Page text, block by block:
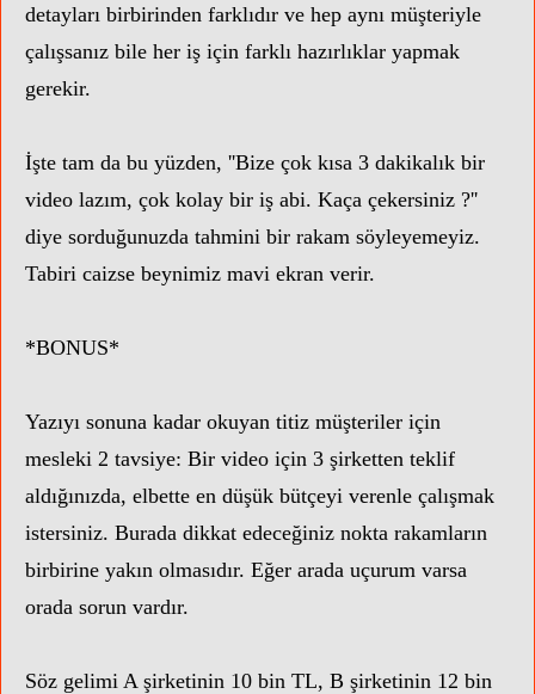
detayları birbirinden farklıdır ve hep aynı müşteriyle
çalışsanız bile her iş için farklı hazırlıklar yapmak
gerekir.
İşte tam da bu yüzden, ''Bize çok kısa 3 dakikalık bir
video lazım, çok kolay bir iş abi. Kaça çekersiniz ?''
diye sorduğunuzda tahmini bir rakam söyleyemeyiz.
Tabiri caizse beynimiz mavi ekran verir.
*BONUS*
Yazıyı sonuna kadar okuyan titiz müşteriler için
mesleki 2 tavsiye: Bir video için 3 şirketten teklif
aldığınızda, elbette en düşük bütçeyi verenle çalışmak
istersiniz. Burada dikkat edeceğiniz nokta rakamların
birbirine yakın olmasıdır. Eğer arada uçurum varsa
orada sorun vardır.
Söz gelimi A şirketinin 10 bin TL, B şirketinin 12 bin